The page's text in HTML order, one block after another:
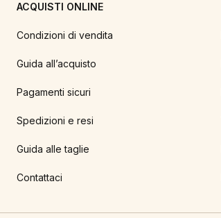
ACQUISTI ONLINE
Condizioni di vendita
Guida all’acquisto
Pagamenti sicuri
Spedizioni e resi
Guida alle taglie
Contattaci